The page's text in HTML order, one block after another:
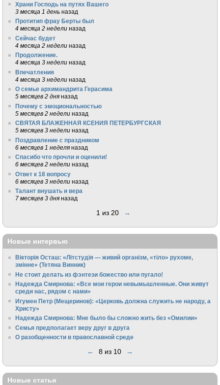
Храни Господь на путях Вашего
3 месяца 1 день назад
Протитип фрау Берты был
4 месяца 2 недели назад
Сейчас будет
4 месяца 2 недели назад
Продолжение.
4 месяца 3 недели назад
Впечатления
4 месяца 3 недели назад
О семье архимандрита Герасима
5 месяцев 2 дня назад
Почему с эмоциональностью
5 месяцев 2 недели назад
СВЯТАЯ БЛАЖЕННАЯ КСЕНИЯ ПЕТЕРБУРГСКАЯ
5 месяцев 3 недели назад
Поздравление с праздником
6 месяцев 1 неделя назад
Спасибо что прочли и оценили!
6 месяцев 2 недели назад
Ответ к 18 вопросу
6 месяцев 3 недели назад
Талант внушать и вера
7 месяцев 3 дня назад
1 из 20 →
Новые интервью
Вікторія Осташ: «Літстудія — живий організм, «тіло» рухоме,
змінне» (Тетяна Винник)
Не стоит делать из фэнтези божество или пугало!
Надежда Смирнова: «Все мои герои невымышленные. Они живут
среди нас, рядом с нами»
Игумен Петр (Мещеринов): «Церковь должна служить не народу, а
Христу»
Надежда Смирнова: Мне было бы сложно жить без «Омилии»
Семья предполагает веру друг в друга
О разобщенности в православной среде
← 8 из 10 →
Новые статьи